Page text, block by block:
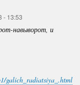
- 13:53
навыворот, и
galich_radiatsiya_.html